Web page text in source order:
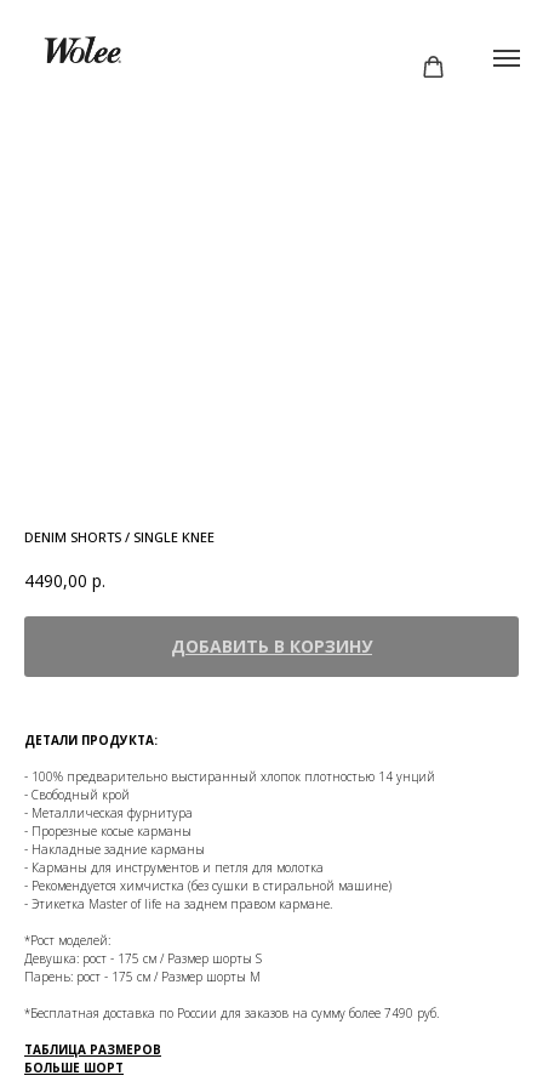
DENIM SHORTS / SINGLE KNEE
4490,00 р.
ДОБАВИТЬ В КОРЗИНУ
ДЕТАЛИ ПРОДУКТА:
- 100% предварительно выстиранный хлопок плотностью 14 унций
- Свободный крой
- Металлическая фурнитура
- Прорезные косые карманы
- Накладные задние карманы
- Карманы для инструментов и петля для молотка
- Рекомендуется химчистка (без сушки в стиральной машине)
- Этикетка Master of life на заднем правом кармане.
*Рост моделей:
Девушка: рост - 175 см / Размер шорты S
Парень: рост - 175 см / Размер шорты M
*Бесплатная доставка по России для заказов на сумму более 7490 руб.
ТАБЛИЦА РАЗМЕРОВ
БОЛЬШЕ ШОРТ